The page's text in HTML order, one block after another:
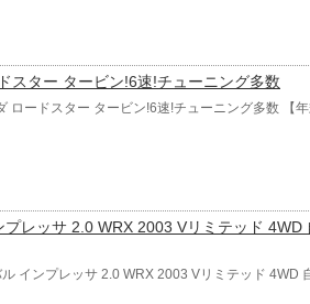
スター タービン!6速!チューニング多数
ロードスター タービン!6速!チューニング多数 【
レッサ 2.0 WRX 2003 Vリミテッド 4WD
インプレッサ 2.0 WRX 2003 Vリミテッド 4WD